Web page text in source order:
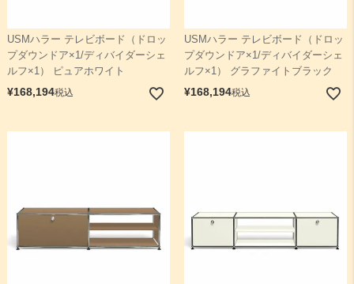
USMハラー テレビボード（ドロッ
プダウンドア×1/ディバイダーシェ
ルフ×1） ピュアホワイト
¥168,194税込
USMハラー テレビボード（ドロッ
プダウンドア×1/ディバイダーシェ
ルフ×1） グラファイトブラック
¥168,194税込